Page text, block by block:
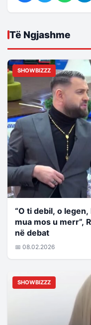
Të Ngjashme
SHOWBIZZZ
“O ti debil, o
mua mos u merr”,
në debat
📅 08.02.2026
SHOWBIZZZ